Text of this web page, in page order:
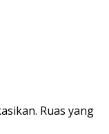
Ruas yang